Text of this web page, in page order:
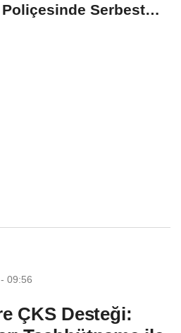
Serbest
09:56
ÇKS Desteği: